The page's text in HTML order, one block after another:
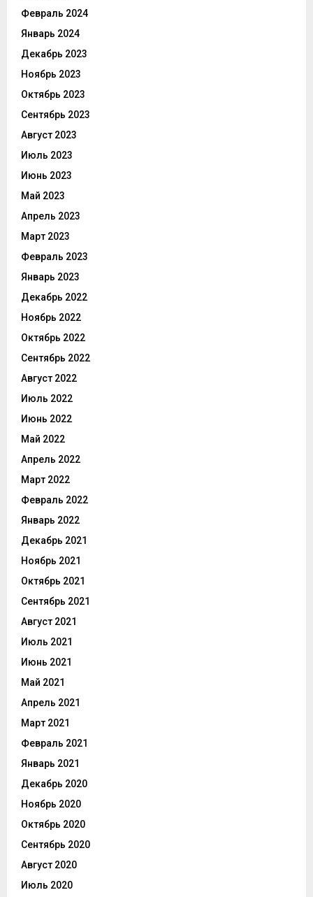
Февраль 2024
Январь 2024
Декабрь 2023
Ноябрь 2023
Октябрь 2023
Сентябрь 2023
Август 2023
Июль 2023
Июнь 2023
Май 2023
Апрель 2023
Март 2023
Февраль 2023
Январь 2023
Декабрь 2022
Ноябрь 2022
Октябрь 2022
Сентябрь 2022
Август 2022
Июль 2022
Июнь 2022
Май 2022
Апрель 2022
Март 2022
Февраль 2022
Январь 2022
Декабрь 2021
Ноябрь 2021
Октябрь 2021
Сентябрь 2021
Август 2021
Июль 2021
Июнь 2021
Май 2021
Апрель 2021
Март 2021
Февраль 2021
Январь 2021
Декабрь 2020
Ноябрь 2020
Октябрь 2020
Сентябрь 2020
Август 2020
Июль 2020